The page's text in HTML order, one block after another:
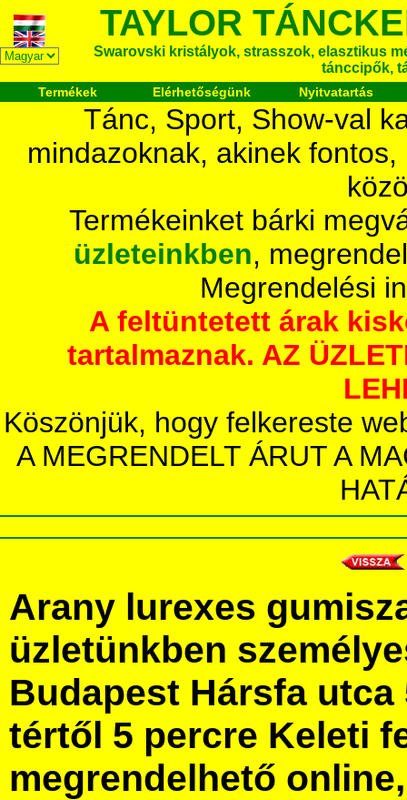
TAYLOR
Swarovski kristályok, strasszok, elasztikus
tánccipők,
Termékek Elérhetőségünk Nyitvatartás
Tánc, Sport, Show-val
mindazoknak, akinek
Termékeinket bárki
üzleteinkben,
Megrendelési
A feltüntetett árak
tartalmaznak. AZ
Köszönjük, hogy felkereste
A MEGRENDELT ÁRUT A
Arany lurexes
üzletünkben
Budapest Hársfa utca
tértől 5 percre Keleti
megrendelhető